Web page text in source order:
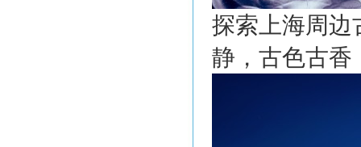
探索上海周边
静，古色古香